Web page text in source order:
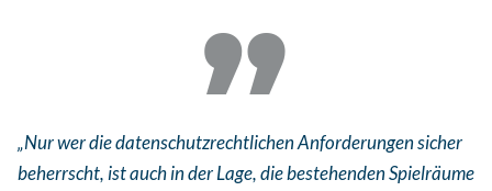
„Nur wer die datenschutzrechtlichen Anforderungen sicher
beherrscht, ist auch in der Lage, die bestehenden Spielräume